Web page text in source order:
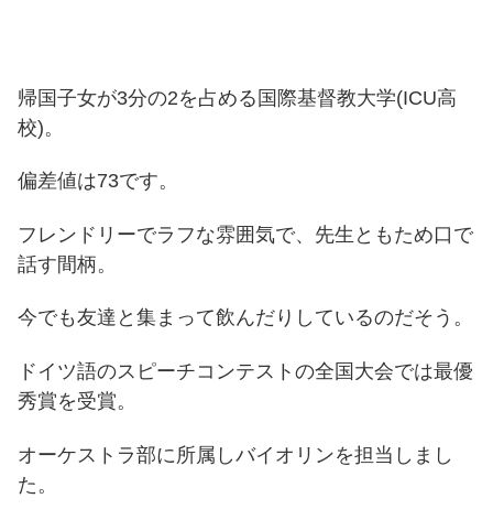
帰国子女が3分の2を占める国際基督教大学(ICU高
校)。
偏差値は73です。
フレンドリーでラフな雰囲気で、先生ともため口で
話す間柄。
今でも友達と集まって飲んだりしているのだそう。
ドイツ語のスピーチコンテストの全国大会では最優
秀賞を受賞。
オーケストラ部に所属しバイオリンを担当しまし
た。